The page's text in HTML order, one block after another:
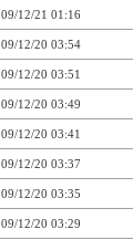
09/12/21 01:16
09/12/20 03:54
09/12/20 03:51
09/12/20 03:49
09/12/20 03:41
09/12/20 03:37
09/12/20 03:35
09/12/20 03:29